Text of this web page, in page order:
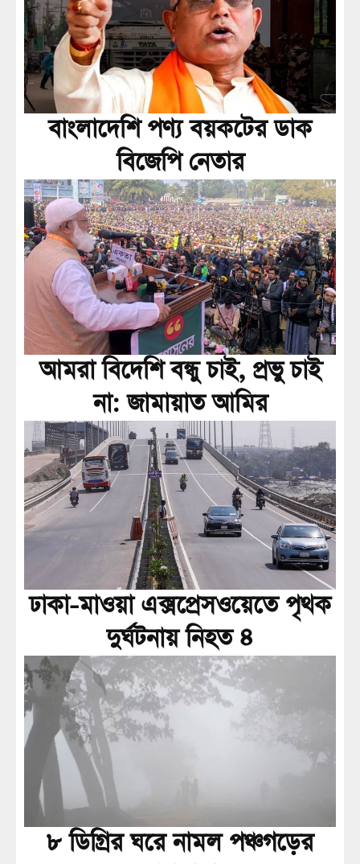
বাংলাদেশি পণ্য বয়কটের ডাক
বিজেপি নেতার
আমরা বিদেশি বন্ধু চাই, প্রভু চাই
না: জামায়াত আমির
ঢাকা-মাওয়া এক্সপ্রেসওয়েতে পৃথক
দুর্ঘটনায় নিহত ৪
৮ ডিগ্রির ঘরে নামল পঞ্চগড়ের